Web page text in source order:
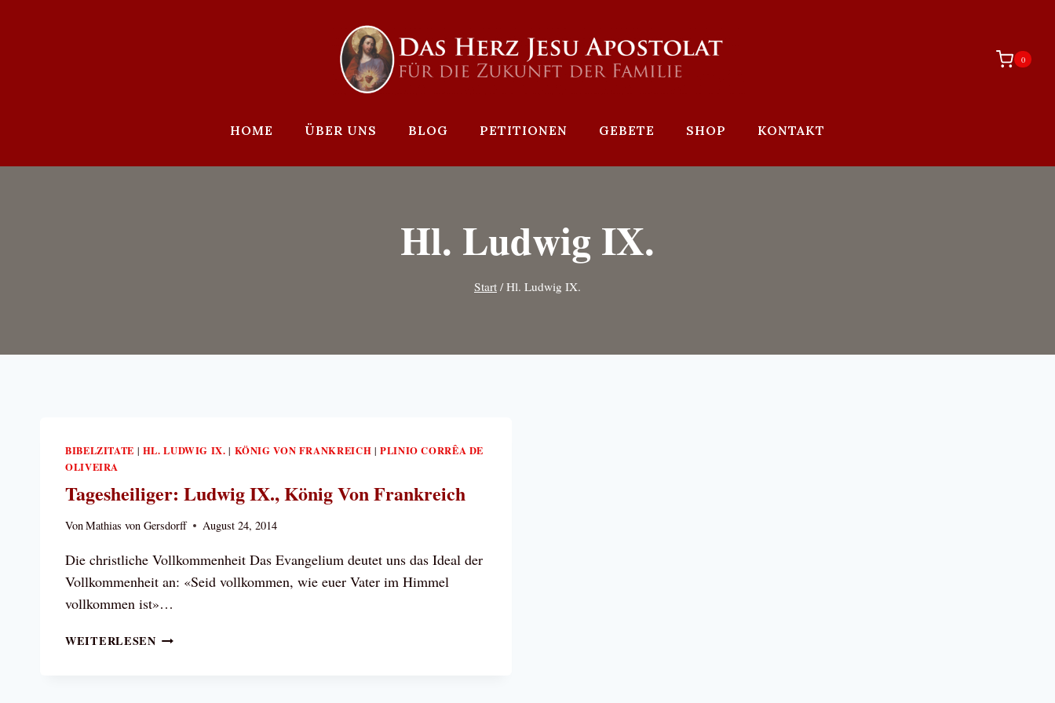
0
HOME ÜBER UNS BLOG PETITIONEN GEBETE SHOP KONTAKT
Hl. Ludwig IX.
Start / Hl. Ludwig IX.
BIBELZITATE | HL. LUDWIG IX. | KÖNIG VON FRANKREICH |PLINIO CORRÊA DE
OLIVEIRA
Tagesheiliger: Ludwig IX., König Von Frankreich
VonMathias von Gersdorff August 24, 2014
Die christliche Vollkommenheit Das Evangelium deutet uns das Ideal der
Vollkommenheit an: «Seid vollkommen, wie euer Vater im Himmel
vollkommen ist»…
WEITERLESENTAGESHEILIGER: